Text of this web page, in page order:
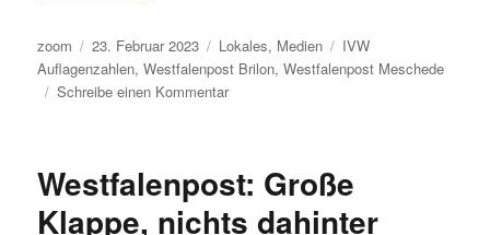
Autor
zoom
Veröffentlicht
am
23. Februar 2023 Kategorien
Lokales, Medien Schlagwörter
IVW
Auflagenzahlen,Westfalenpost Brilon,Westfalenpost Meschede
Schreibe einen Kommentarzu
auch
Abonnent*innen
Westfalenpost: Große
Klappe, nichts dahinter